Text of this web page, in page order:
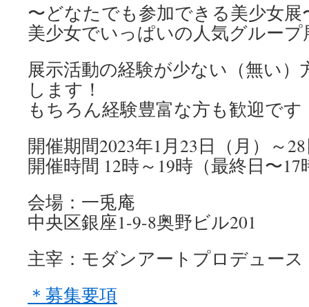
キ
ッ
〜どなたでも参加できる美少女展
美少女でいっぱいの人気グループ
展示活動の経験が少ない（無い）
します！
もちろん経験豊富な方も歓迎です
開催期間2023年1月23日（月）～
開催時間 12時～19時（最終日〜17
会場：一兎庵
中央区銀座1-9-8奥野ビル201
主宰：モダンアートプロデュース
＊募集要項